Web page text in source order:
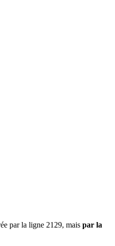
par la ligne 2129, mais par la